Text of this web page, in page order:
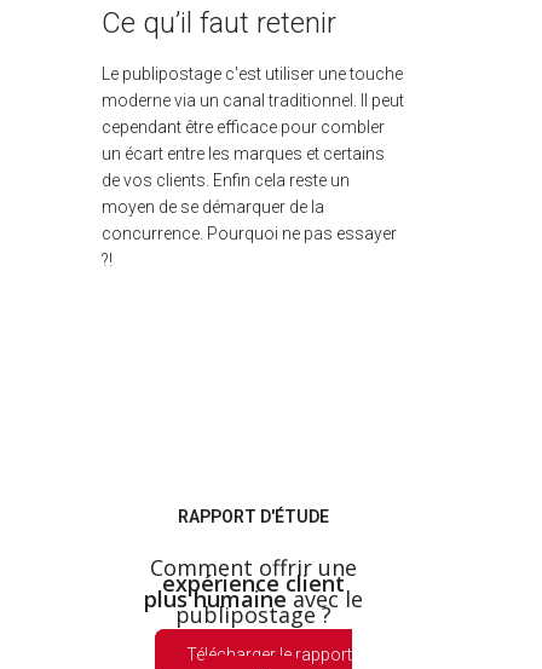
Ce qu’il faut retenir
Le publipostage c'est utiliser une touche
moderne via un canal traditionnel. Il peut
cependant être efficace pour combler
un écart entre les marques et certains
de vos clients. Enfin cela reste un
moyen de se démarquer de la
concurrence. Pourquoi ne pas essayer
?!
RAPPORT D'ÉTUDE
Comment offrir une
expérience client
plus humaineavec le
publipostage ?
Télécharger le rapport